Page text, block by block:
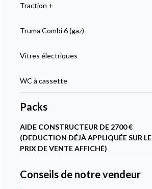
Traction +
Truma Combi 6 (gaz)
Vitres électriques
WC à cassette
Packs
AIDE CONSTRUCTEUR DE 2700 €
(DEDUCTION DÉJÀ APPLIQUÉE SUR LE
PRIX DE VENTE AFFICHÉ)
Conseils de notre vendeur